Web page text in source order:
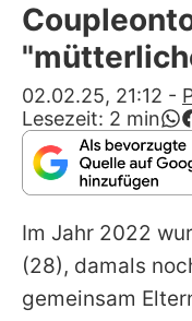
Alle
02.02.25, 21:12 -
Lesezeit: 2 min
Im Jahr 2022
(28), damals
gemeinsam